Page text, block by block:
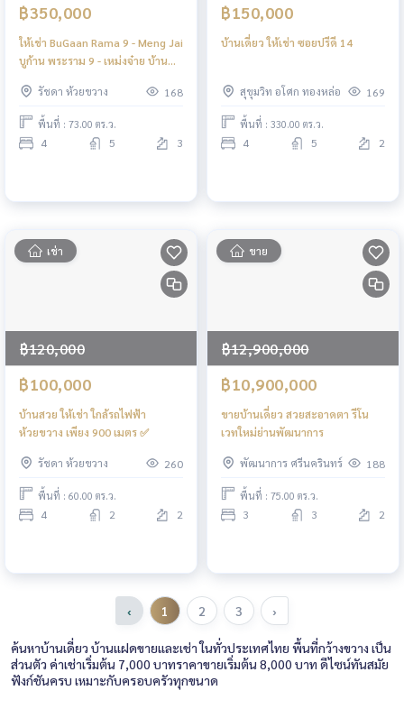
฿350,000
ให้เช่า BuGaan Rama 9 - Meng Jai
บูก้าน พระราม 9 - เหม่งจ๋าย บ้าน
รัชดา ห้วยขวาง
168
พื้นที่ : 73.00 ตร.ว.
4 5 3
฿150,000
บ้านเดี่ยว ให้เช่า ซอยปรีดี 14
สุขุมวิท อโศก ทองหล่อ 169
พื้นที่ : 330.00 ตร.ว.
4 5 2
เช่า
฿120,000
฿100,000
บ้านสวย ให้เช่า ใกล้รถไฟฟ้า
ห้วยขวาง เพียง 900 เมตร ✅️
รัชดา ห้วยขวาง 260
พื้นที่ : 60.00 ตร.ว.
4 2 2
ขาย
฿12,900,000
฿10,900,000
ขายบ้านเดี่ยว สวยสะอาดตา รีโน
เวทใหม่ย่านพัฒนาการ
พัฒนาการ ศรีนครินทร์ 188
พื้นที่ : 75.00 ตร.ว.
3 3 2
‹ 1 2 3 ›
ค้นหาบ้านเดี่ยว บ้านแฝดขายและเช่า ในทั่วประเทศไทย พื้นที่กว้างขวาง เป็น
ส่วนตัว ค่าเช่าเริ่มต้น 7,000 บาทราคาขายเริ่มต้น 8,000 บาท ดีไซน์ทันสมัย
ฟังก์ชันครบ เหมาะกับครอบครัวทุกขนาด